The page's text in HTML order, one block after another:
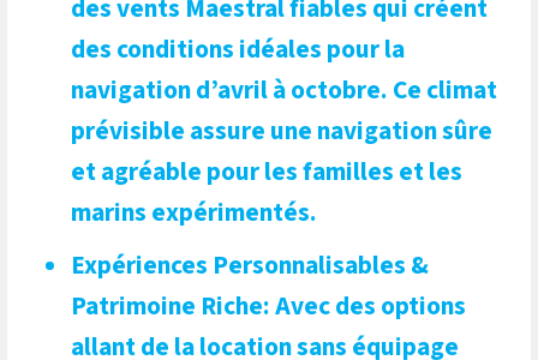
des vents Maestral fiables qui créent
des conditions idéales pour la
navigation d’avril à octobre. Ce climat
prévisible assure une navigation sûre
et agréable pour les familles et les
marins expérimentés.
Expériences Personnalisables &
Patrimoine Riche: Avec des options
allant de la location sans équipage